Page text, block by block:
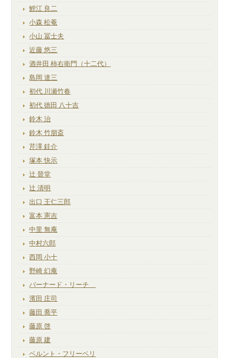
鯉江 良二
小森 松菴
小山 冨士夫
近藤 悠三
酒井田 柿右衛門（十二代）
島岡 達三
初代 川瀬竹春
初代 徳田 八十吉
鈴木 治
鈴木 竹朋斎
芹澤 銈介
塚本 快示
辻 晉堂
辻 清明
出口 王仁三郎
富本 憲吉
中里 無庵
中村六郎
西岡 小十
野崎 幻庵
バーナード・リーチ
濱田 庄司
藤田 喬平
藤原 啓
藤原 建
ベルント・フリーベリ